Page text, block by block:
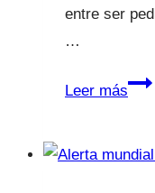
entre ser
…
Leer másHoy